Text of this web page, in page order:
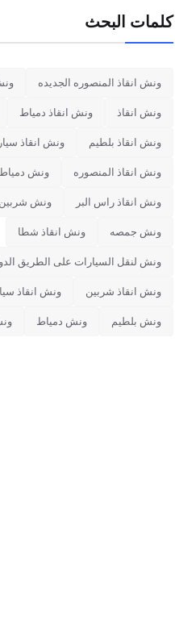
كلمات البحث
ونش انقاذ المنصوره الجديده
ونش انقاذ ونش انقاذ دمياط
ونش انقاذ بلطيم ونش انقاذ
ونش انقاذ المنصوره ونش دمياط
ونش انقاذ راس البر ونش شربين
ونش جمصه ونش انقاذ شطا
ونش لنقل السيارات على الطريق
ونش انقاذ شربين ونش انقاذ
ونش بلطيم ونش دمياط